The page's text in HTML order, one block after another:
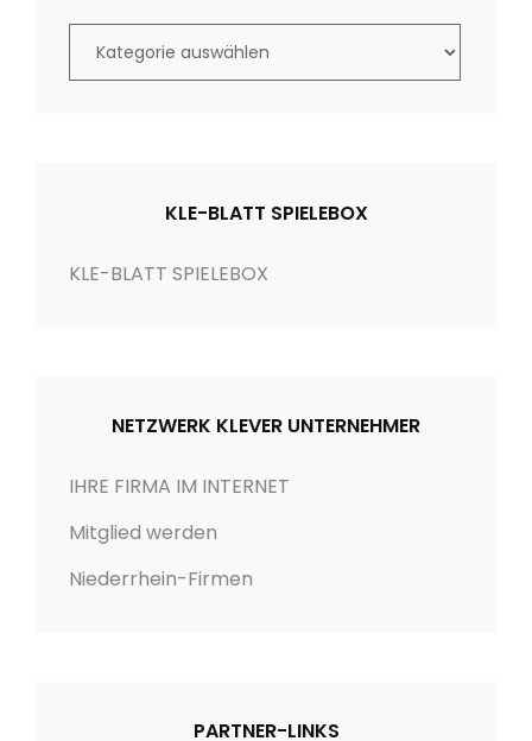
i
KLE-BLATT SPIELEBOX
KLE-BLATT SPIELEBOX
NETZWERK KLEVER UNTERNEHMER
IHRE FIRMA IM INTERNET
Mitglied werden
Niederrhein-Firmen
PARTNER-LINKS